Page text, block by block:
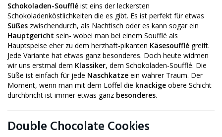
Schokoladen-Soufflé ist eins der leckersten
Schokoladenköstlichkeiten die es gibt. Es ist perfekt für etwas
Süßes zwischendurch, als Nachtisch oder es kann sogar ein
Hauptgericht sein- wobei man bei einem Soufflé als
Hauptspeise eher zu dem herzhaft-pikanten Käsesoufflé greift.
Jede Variante hat etwas ganz besonderes. Doch heute widmen
wir uns erstmal dem Klassiker, dem Schokoladen-Soufflé. Die
Süße ist einfach für jede Naschkatze ein wahrer Traum. Der
Moment, wenn man mit dem Löffel die knackige obere Schicht
durchbricht ist immer etwas ganz besonderes.
Double Chocolate Cookies